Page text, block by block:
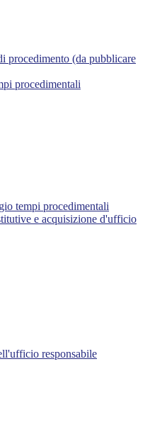
procedimento (da pubblicare
procedimentali
tempi procedimentali
e acquisizione d'ufficio
responsabile